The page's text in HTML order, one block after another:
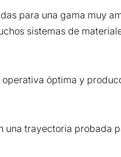
para una gama muy
sistemas de
óptima y
trayectoria probada